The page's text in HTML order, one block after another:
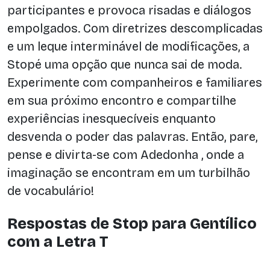
participantes e provoca risadas e diálogos
empolgados. Com diretrizes descomplicadas
e um leque interminável de modificações, a
Stopé uma opção que nunca sai de moda.
Experimente com companheiros e familiares
em sua próximo encontro e compartilhe
experiências inesquecíveis enquanto
desvenda o poder das palavras. Então, pare,
pense e divirta-se com Adedonha , onde a
imaginação se encontram em um turbilhão
de vocabulário!
Respostas de Stop para Gentílico
com a Letra T